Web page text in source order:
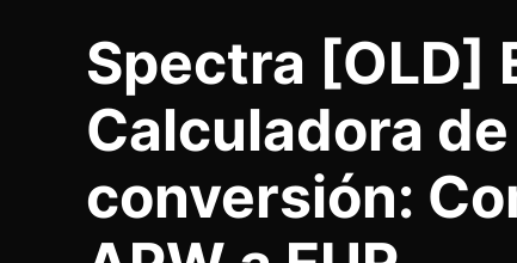
Spectra [OLD]
Calculadora de
conversión: